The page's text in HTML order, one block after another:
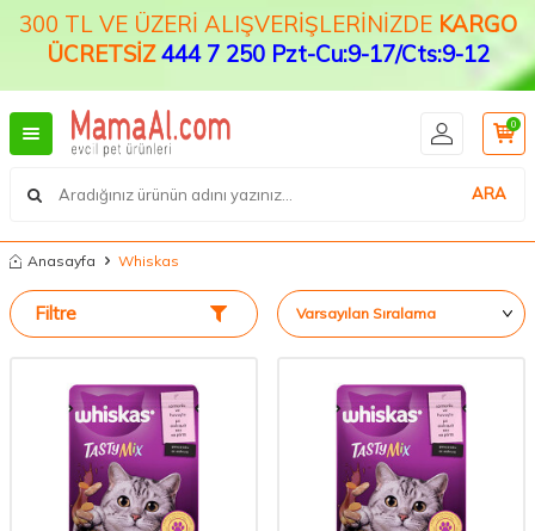
300 TL VE ÜZERİ ALIŞVERİŞLERİNİZDE KARGO
ÜCRETSİZ444 7 250 Pzt-Cu:9-17/Cts:9-12
ARA
0
Anasayfa Whiskas
Filtre